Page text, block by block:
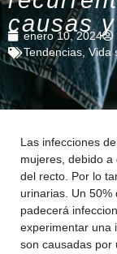
causas
enero 10, 2024
Tendencias,Vida
Las infecciones
mujeres, debido
del recto. Por lo
urinarias. Un 50%
padecerá
experimentar una
son causadas por